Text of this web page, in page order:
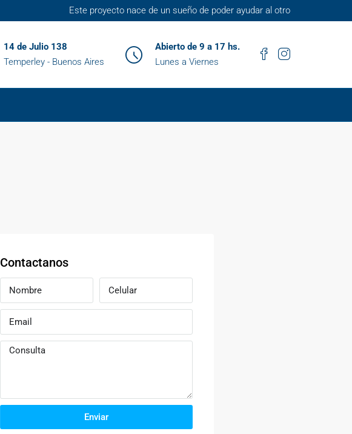
Este proyecto nace de un sueño de poder ayudar al otro
14 de Julio 138
Temperley - Buenos Aires
Abierto de 9 a 17 hs.
Lunes a Viernes
Contactanos
Enviar